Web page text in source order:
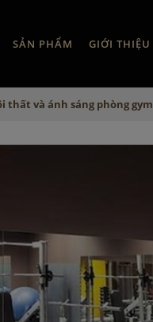
SẢN PHẨM GIỚI THIỆU
thất và ánh sáng phòng gym